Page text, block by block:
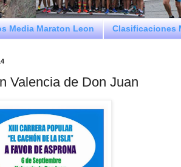
Media Maraton Leon Clasificaciones
Valencia de Don Juan